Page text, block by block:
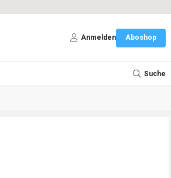
Anmelden Aboshop
Suche